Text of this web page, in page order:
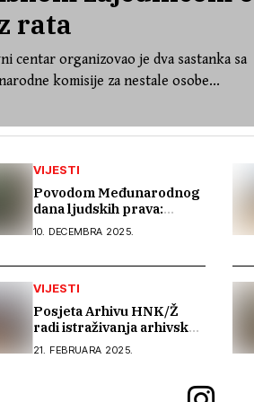
rata
centar organizovao je dva sastanka sa
komisije za nestale osobe...
VIJESTI
Povodom Međunarodnog
dana ljudskih prava:
Ljudska prava moraju biti
stvarnost za sve
10. DECEMBRA 2025.
VIJESTI
Posjeta Arhivu HNK/Ž
radi istraživanja arhivske
građe o Romima
21. FEBRUARA 2025.